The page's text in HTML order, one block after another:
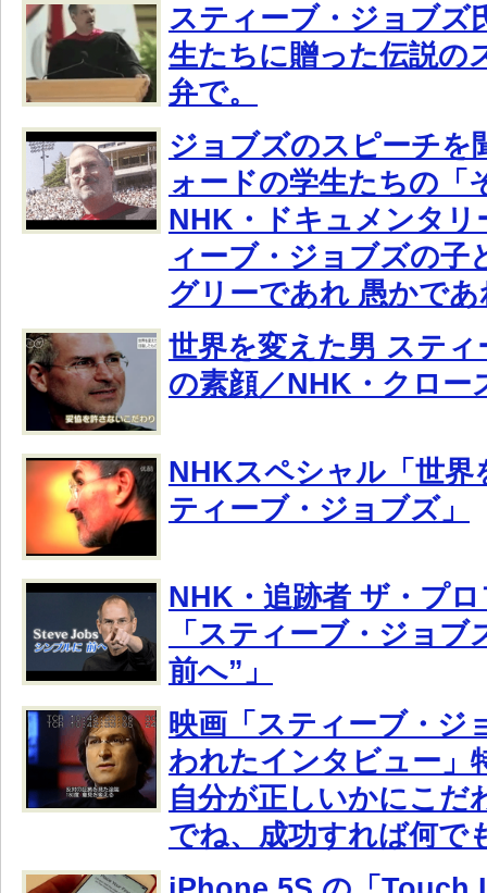
スティーブ・ジョブズ
生たちに贈った伝説の
弁で。
ジョブズのスピーチを
ォードの学生たちの「
NHK・ドキュメンタリ
ィーブ・ジョブズの子
グリーであれ 愚かであ
世界を変えた男 ステ
の素顔／NHK・クロー
NHKスペシャル「世界
ティーブ・ジョブズ」
NHK・追跡者 ザ・プ
「スティーブ・ジョ
前へ”」
映画「スティーブ・ジ
われたインタビュー」
自分が正しいかにこだ
でね、成功すれば何で